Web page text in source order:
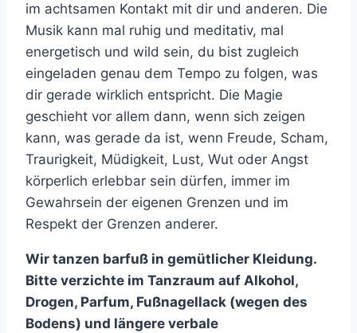
im achtsamen Kontakt mit dir und anderen. Die
Musik kann mal ruhig und meditativ, mal
energetisch und wild sein, du bist zugleich
eingeladen genau dem Tempo zu folgen, was
dir gerade wirklich entspricht. Die Magie
geschieht vor allem dann, wenn sich zeigen
kann, was gerade da ist, wenn Freude, Scham,
Traurigkeit, Müdigkeit, Lust, Wut oder Angst
körperlich erlebbar sein dürfen, immer im
Gewahrsein der eigenen Grenzen und im
Respekt der Grenzen anderer.
Wir tanzen barfuß in gemütlicher Kleidung.
Bitte verzichte im Tanzraum auf Alkohol,
Drogen, Parfum, Fußnagellack (wegen des
Bodens) und längere verbale